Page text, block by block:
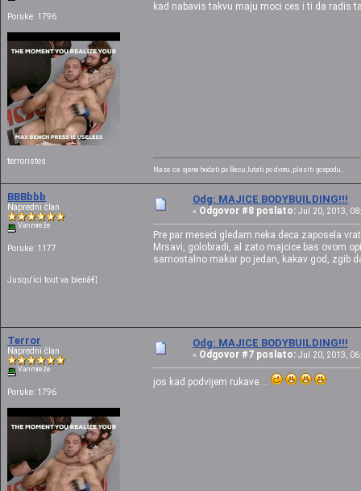
Poruke: 1796
terroristes
kad nabavis takvu maju moci ces i ti da radis
Nase ce sjene hodati po Becu ,lutati po dvoru , plasiti gospodu...
BBBbbb
Napredni član
Van mreže
Poruke: 1177
Jusqu'ici tout va bienâ€¦
Odg: MAJICE BODYBUILDING!!!
« Odgovor #8 poslato: Jul 20, 2013,
Pre par meseci gledam neka deca zaposela
Mrsavi, golobradi, al zato majcice bas ovom
samostalno makar po jedan, kakav god, zgib
Terror
Napredni član
Van mreže
Poruke: 1796
Odg: MAJICE BODYBUILDING!!!
« Odgovor #7 poslato: Jul 20, 2013,
jos kad podvijem rukave....